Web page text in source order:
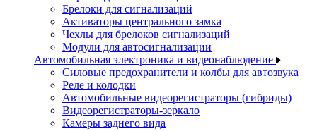
Брелоки для сигнализаций
Активаторы центрального замка
Чехлы для брелоков сигнализаций
Модули для автосигнализации
Автомобильная электроника и видеонаблюдение
Силовые предохранители и колбы для автозвука
Реле и колодки
Автомобильные видеорегистраторы (гибриды)
Видеорегистраторы-зеркало
Камеры заднего вида